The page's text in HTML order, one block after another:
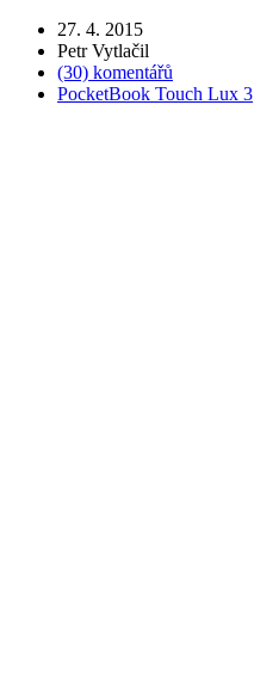
27. 4. 2015
Petr Vytlačil
(30) komentářů
PocketBook Touch Lux 3